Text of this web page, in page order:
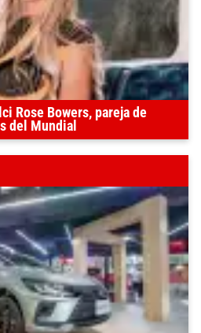
Rose Bowers, pareja de
del Mundial